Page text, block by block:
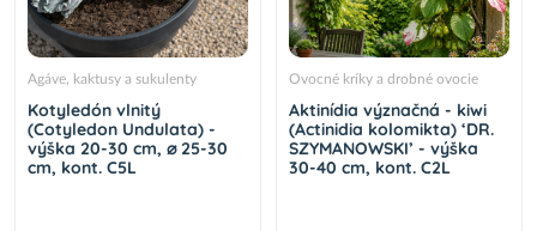
Agáve, kaktusy a sukulenty
Kotyledón vlnitý
(Cotyledon Undulata) -
výška 20-30 cm, ⌀ 25-30
cm, kont. C5L
Ovocné kríky a drobné ovocie
Aktinídia význačná - kiwi
(Actinidia kolomikta) ‘DR.
SZYMANOWSKI’ - výška
30-40 cm, kont. C2L